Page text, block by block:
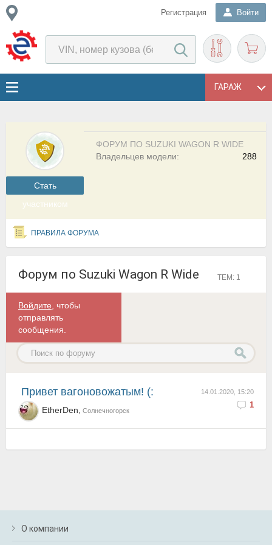
Регистрация Войти
ГАРАЖ
Cтать
участником
ФОРУМ ПО SUZUKI WAGON R WIDE
288
Владельцев модели:
ПРАВИЛА ФОРУМА
Форум по Suzuki Wagon R Wide ТЕМ: 1
Войдите , чтобы
отправлять
сообщения.
14.01.2020, 15:20
1
Привет вагоновожатым! (:
EtherDen, Солнечногорск
О компании